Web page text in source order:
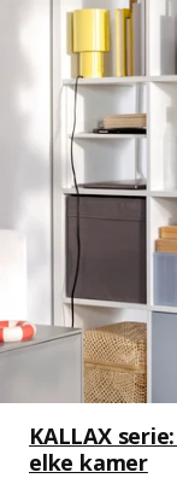
KALLAX
elke kamer